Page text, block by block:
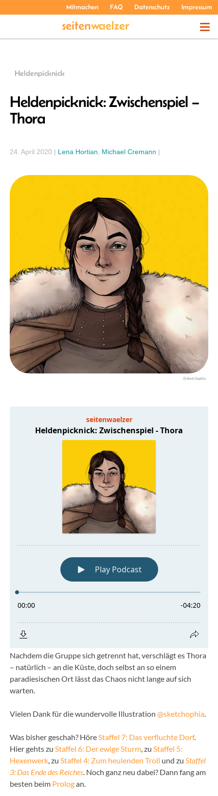
Mitmachen FAQ Datenschutz Impressum
Heldenpicknick
Heldenpicknick: Zwischenspiel –
Thora
24. April 2020 | Lena Hortian Michael Cremann |
@sketchophia
Nachdem die Gruppe sich getrennt hat, verschlägt es Thora
– natürlich – an die Küste, doch selbst an so einem
paradiesischen Ort lässt das Chaos nicht lange auf sich
warten.
Vielen Dank für die wundervolle Illustration @sketchophia.
Was bisher geschah? HöreStaffel 7: Das verfluchte Dorf.
Hier gehts zu Staffel 6: Der ewige Sturm, zu Staffel 5:
Hexenwerk, zu Staffel 4: Zum heulenden Troll und zu Staffel
3: Das Ende des Reiches. Noch ganz neu dabei? Dann fang am
besten beim Prologan.